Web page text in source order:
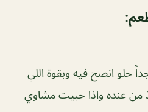
حلو انصح فيه وبقوة اللي
من عنده واذا حبيت مشاوي